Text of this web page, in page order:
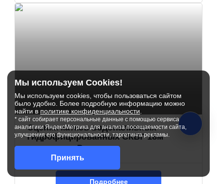
Сцепка катков водоналивных
гидрофицированных СКВГ 18м
2 357 500 ₽
Подробнее
Мы используем Cookies!
Мы используем cookies, чтобы пользоваться сайтом
было удобно. Более подробную информацию можно
найти в политике конфиденциальности
* сайт собирает персональные данные с помощью сервиса
аналитики ЯндексМетрика для анализа посещаемости сайта,
улучшения его функциональности, таргетинга рекламы.
Принять